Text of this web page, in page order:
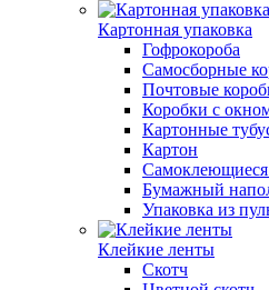
Картонная упаковка
Гофрокороба
Самосборные
Почтовые
Коробки с
Картонные
Картон
Бумажный
Упаковка из
Клейкие ленты
Скотч